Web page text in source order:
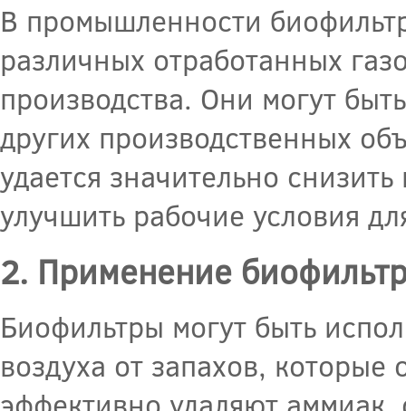
В промышленности
различных отработанных
производства. Они могут
других производственных
удается значительно
улучшить рабочие условия
2. Применение
Биофильтры могут быть
воздуха от запахов,